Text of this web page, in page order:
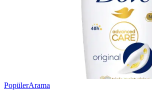
PopülerArama